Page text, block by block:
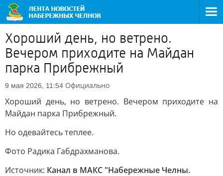
Хороший день, но ветрено.
Вечером приходите на Майдан
парка Прибрежный
9 мая 2026, 11:54 Официально
Хороший день, но ветрено. Вечером приходите на
Майдан парка Прибрежный.
Но одевайтесь теплее.
Фото Радика Габдрахманова.
Источник: Канал в МАКС "Набережные Челны.